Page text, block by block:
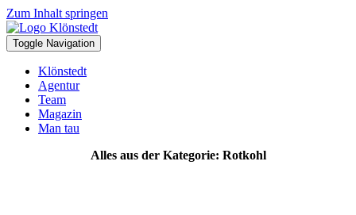
Zum Inhalt springen
Toggle Navigation
Klönstedt
Agentur
Team
Magazin
Man tau
Alles aus der Kategorie: Rotkohl